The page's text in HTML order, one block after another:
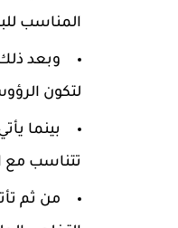
المناسب
وبعد
لتكون
بينما
تتناسب مع
من ثم